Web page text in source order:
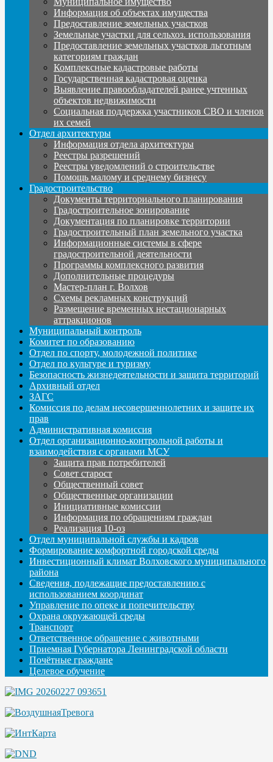
Информация об объектах имущества
Предоставление земельных участков
Земельные участки для сельхоз. использования
Предоставление земельных участков льготным
категориям граждан
Комплексные кадастровые работы
Государственная кадастровая оценка
Выявление правообладателей ранее учтенных
объектов недвижимости
Социальная поддержка участников СВО и членов
их семей
Отдел архитектуры
Информация отдела архитектуры
Реестры разрешений
Реестры уведомлений о строительстве
Помощь малому и среднему бизнесу
Градостроительство
Документы территориального планирования
Градостроительное зонирование
Документация по планировке территории
Градостроительный план земельного участка
Информационные системы в сфере
градостроительной деятельности
Программы комплексного развития
Дополнительные процедуры
Мастер-план г. Волхов
Схемы рекламных конструкций
Размещение временных нестационарных
аттракционов
Муниципальный контроль
Комитет по образованию
Отдел по спорту, молодежной политике
Отдел по культуре и туризму
Безопасность жизнедеятельности и защита территорий
Архивный отдел
ЗАГС
Комиссия по делам несовершеннолетних и защите их
прав
Административная комиссия
Отдел организационно-контрольной работы и
взаимодействия с органами МСУ
Защита прав потребителей
Совет старост
Общественный совет
Общественные организации
Инициативные комиссии
Информация по обращениям граждан
Реализация 10-оз
Отдел муниципальной службы и кадров
Формирование комфортной городской среды
Инвестиционный климат Волховского муниципального
района
Сведения, подлежащие предоставлению с
использованием координат
Управление по опеке и попечительству
Охрана окружающей среды
Транспорт
Ответственное обращение с животными
Приемная Губернатора Ленинградской области
Почётные граждане
Целевое обучение